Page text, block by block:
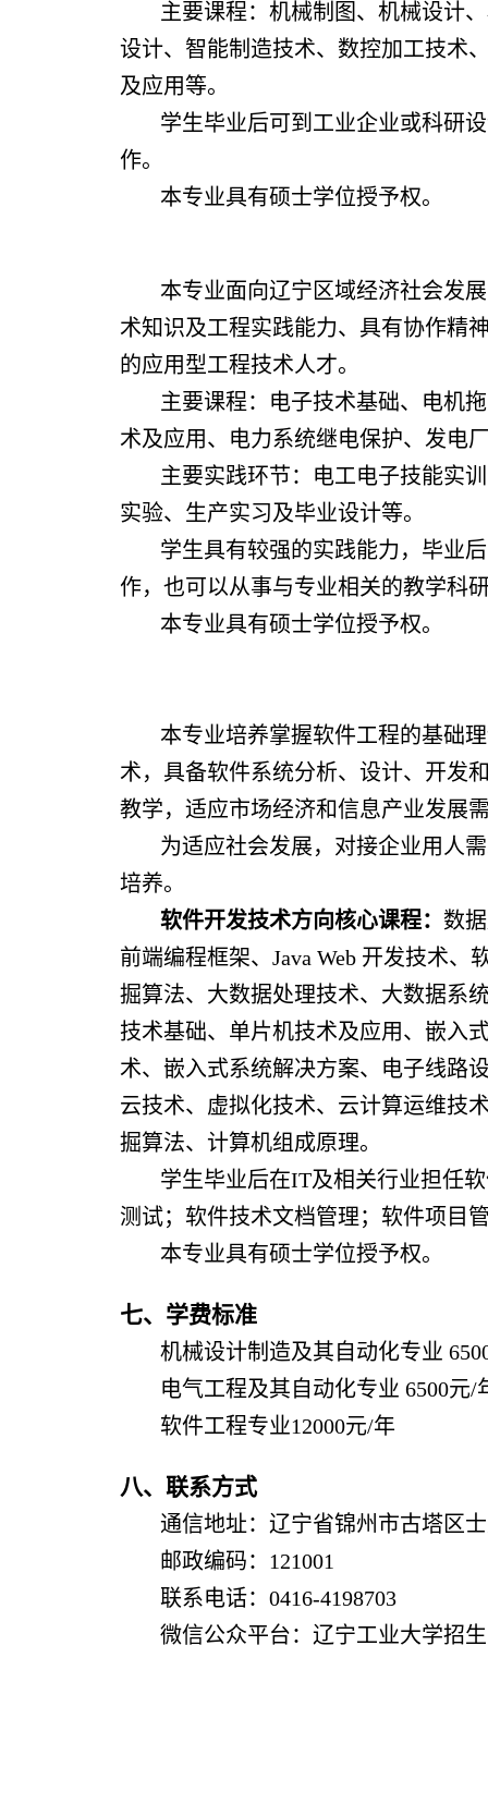
主要课程：机械制图、机械设计
设计、智能制造技术、数控加工技术
及应用等。
学生毕业后可到工业企业或科研
作。
本专业具有硕士学位授予权。
本专业面向辽宁区域经济社会发
术知识及工程实践能力、具有协作精
的应用型工程技术人才。
主要课程：电子技术基础、电机
术及应用、电力系统继电保护、发电
主要实践环节：电工电子技能实
实验、生产实习及毕业设计等。
学生具有较强的实践能力，毕业
作，也可以从事与专业相关的教学科
本专业具有硕士学位授予权。
本专业培养掌握软件工程的基础
术，具备软件系统分析、设计、开发
教学，适应市场经济和信息产业发展
为适应社会发展，对接企业用人
培养。
软件开发技术方向核心课程： 数
前端编程框架、Java Web 开发技术、
掘算法、大数据处理技术、大数据系
技术基础、单片机技术及应用、嵌入
术、嵌入式系统解决方案、电子线路
云技术、虚拟化技术、云计算运维技
掘算法、计算机组成原理。
学生毕业后在IT及相关行业担任
测试；软件技术文档管理；软件项目
本专业具有硕士学位授予权。
七、学费标准
机械设计制造及其自动化专业
电气工程及其自动化专业 6500元/
软件工程专业12000元/年
八、联系方式
通信地址：辽宁省锦州市古塔区
邮政编码：121001
联系电话：0416-4198703
微信公众平台：辽宁工业大学招